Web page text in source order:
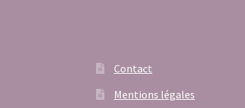
Contact
Mentions légales